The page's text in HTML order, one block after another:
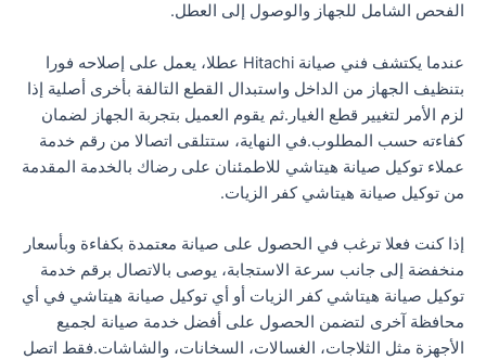
الفحص الشامل للجهاز والوصول إلى العطل.
عندما يكتشف فني صيانة Hitachi عطلا، يعمل على إصلاحه فورا
بتنظيف الجهاز من الداخل واستبدال القطع التالفة بأخرى أصلية إذا
لزم الأمر لتغيير قطع الغيار.ثم يقوم العميل بتجربة الجهاز لضمان
كفاءته حسب المطلوب.في النهاية، ستتلقى اتصالا من رقم خدمة
عملاء توكيل صيانة هيتاشي للاطمئنان على رضاك بالخدمة المقدمة
من توكيل صيانة هيتاشي كفر الزيات.
إذا كنت فعلا ترغب في الحصول على صيانة معتمدة بكفاءة وبأسعار
منخفضة إلى جانب سرعة الاستجابة، يوصى بالاتصال برقم خدمة
توكيل صيانة هيتاشي كفر الزيات أو أي توكيل صيانة هيتاشي في أي
محافظة آخرى لتضمن الحصول على أفضل خدمة صيانة لجميع
الأجهزة مثل الثلاجات، الغسالات، السخانات، والشاشات.فقط اتصل